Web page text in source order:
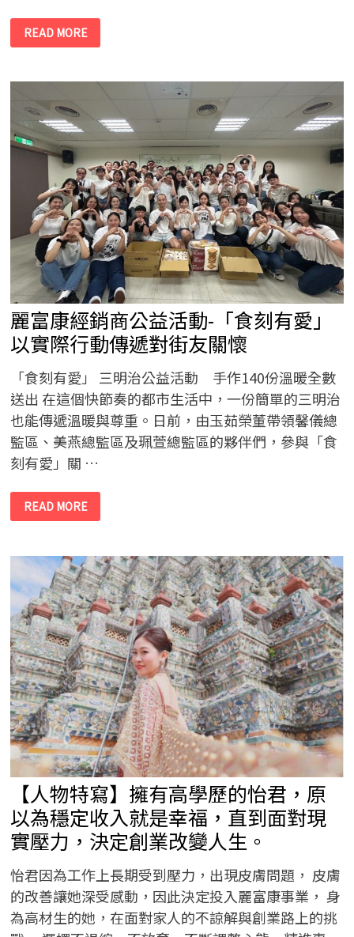
【人
物
特
人
創
業，
透
過
得
以
被
複
製
READ MORE
麗富康經銷商公益活動-「食刻有愛」
以實際行動傳遞對街友關懷
「食刻有愛」 三明治公益活動 手作140份溫暖全數
送出 在這個快節奏的都市生活中，一份簡單的三明治
也能傳遞溫暖與尊重。日前，由玉茹榮董帶領馨儀總
監區、美燕總監區及珮萱總監區的夥伴們，參與「食
刻有愛」關 …
麗
富
康
商
公
益
動-
「食
刻
有
愛」
以
實
際
行
動
傳
遞
對
街
友
關
懷
READ MORE
【人物特寫】擁有高學歷的怡君，原
以為穩定收入就是幸福，直到面對現
實壓力，決定創業改變人生。
怡君因為工作上長期受到壓力，出現皮膚問題， 皮膚
的改善讓她深受感動，因此決定投入麗富康事業， 身
為高材生的她，在面對家人的不諒解與創業路上的挑